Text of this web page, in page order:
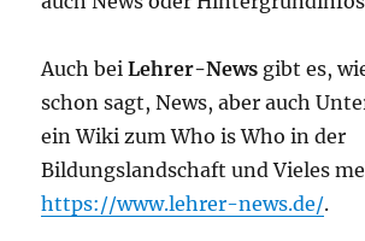
Auch beiLehrer-News gibt es,
schon sagt, News, aber auch
ein Wiki zum Who is Who in der
Bildungslandschaft und Vieles
https://www.lehrer-news.de/.